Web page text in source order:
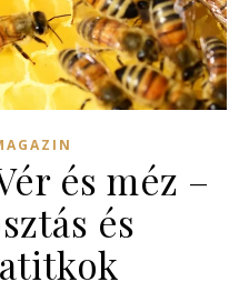
és méz –
és